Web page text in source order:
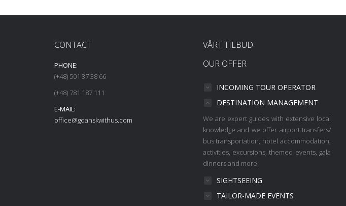
CONTACT
PHONE:
(+48) 501 37 38 66
(+48) 781 187 111
E-MAIL:
office@gdanskwithus.com
VÅRT TILBUD
OUR OFFER
INCOMING TOUR OPERATOR
DESTINATION MANAGEMENT
We are expert guides with extensive local
knowledge and we offer airport transfers/
bus transportation, hotel accommodation,
activities, excursions, themed events, gala
dinners and more.
SIGHTSEEING
TAILOR-MADE EVENTS